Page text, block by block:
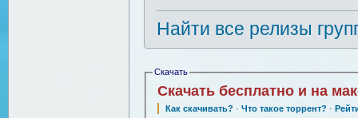
Найти все релизы
Скачать
Скачать бесплатно и на
Как скачивать? · Что такое торрент? ·